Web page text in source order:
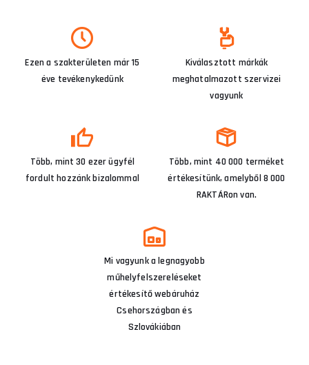
Ezen a szakterületen már 15
éve tevékenykedünk
Kiválasztott márkák
meghatalmazott szervizei
vagyunk
Több, mint 30 ezer ügyfél
fordult hozzánk bizalommal
Több, mint 40 000 terméket
értékesítünk, amelyből 8 000
RAKTÁRon van.
Mi vagyunk a legnagyobb
műhelyfelszereléseket
értékesítő webáruház
Csehországban és
Szlovákiában